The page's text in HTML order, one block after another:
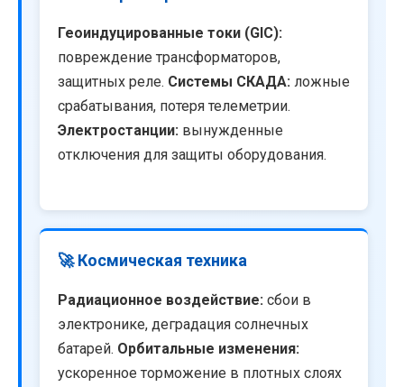
Геоиндуцированные токи (GIC):
повреждение трансформаторов,
защитных реле. Системы СКАДА: ложные
срабатывания, потеря телеметрии.
Электростанции: вынужденные
отключения для защиты оборудования.
🚀 Космическая техника
Радиационное воздействие: сбои в
электронике, деградация солнечных
батарей. Орбитальные изменения:
ускоренное торможение в плотных слоях